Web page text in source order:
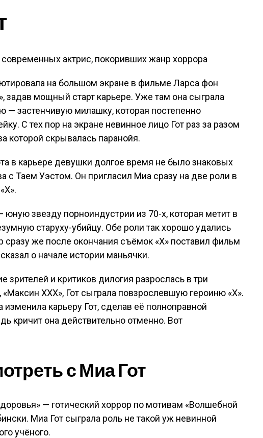
на большом экране в фильме Ларса фон
задав мощный старт карьере. Уже там она сыграла
— застенчивую милашку, которая постепенно
С тех пор на экране невинное лицо Гот раз за разом
которой скрывалась паранойя.
в карьере девушки долгое время не было знаковых
с Таем Уэстом. Он пригласил Миа сразу на две роли в
звезду порноиндустрии из 70-х, которая метит в
старуху-убийцу. Обе роли так хорошо удались
сразу же после окончания съёмок «Х» поставил фильм
о начале истории маньячки.
зрителей и критиков дилогия разрослась в три
ХХХ», Гот сыграла повзрослевшую героиню «Х».
карьеру Гот, сделав её полноправной
кричит она действительно отменно. Вот
с Миа Гот
— готический хоррор по мотивам «Волшебной
Миа Гот сыграла роль не такой уж невинной
учёного.